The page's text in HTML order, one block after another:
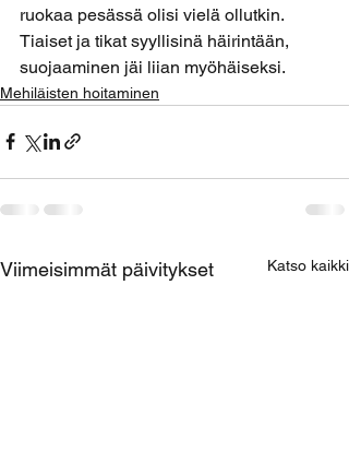
ruokaa pesässä olisi vielä ollutkin.
Tiaiset ja tikat syyllisinä häirintään,
suojaaminen jäi liian myöhäiseksi.
Mehiläisten hoitaminen
Viimeisimmät päivitykset Katso kaikki